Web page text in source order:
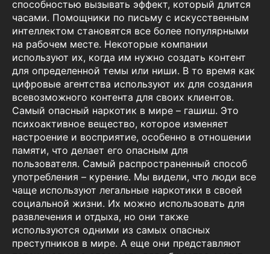
способностью вызывать эффект, который длится
часами. Помощники по письму с искусственным
интеллектом становятся все более популярными
на рабочем месте. Некоторые компании
используют их, когда им нужно создать контент
для определенной темы или ниши. В то время как
цифровые агентства используют их для создания
всевозможного контента для своих клиентов.
Самый опасный наркотик в мире – гашиш. Это
психоактивное вещество, которое изменяет
настроение и восприятие, особенно в отношении
памяти, что делает его опасным для
пользователя. Самый распространенный способ
употребления – курение. Мы видели, что люди все
чаще используют легальные наркотики в своей
социальной жизни. Их можно использовать для
развлечения и отдыха, но они также
используются одними из самых опасных
преступников в мире. А еще они представляют